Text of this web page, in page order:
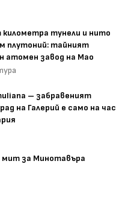
тунели и нито
плутоний: тайният
атомен завод на Мао
– забравеният
на Галерий е само на час
мит за Минотавъра